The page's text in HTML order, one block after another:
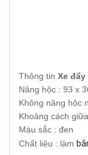
Thông tin Xe đẩy
Nâng hộc : 93 x
Không nâng hộc
Khoảng cách
Màu sắc : đen
Chất liệu : làm